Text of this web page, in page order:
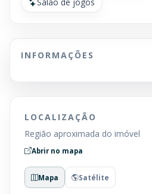
INFORMAÇÕES
LOCALIZAÇÃO
Região aproximada do imóvel
Abrir no mapa
Mapa Satélite